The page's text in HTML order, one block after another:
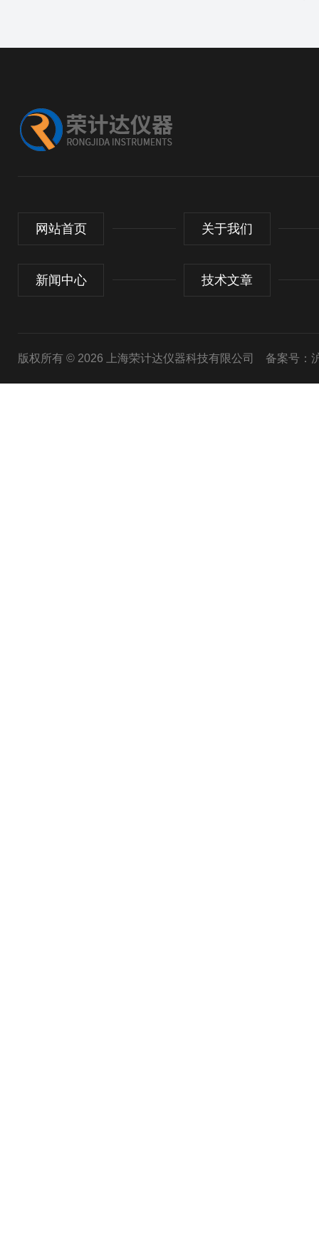
网站首页 关于我们
新闻中心 技术文章
版权所有 © 2026 上海荣计达仪器科技有限公司 备案号：